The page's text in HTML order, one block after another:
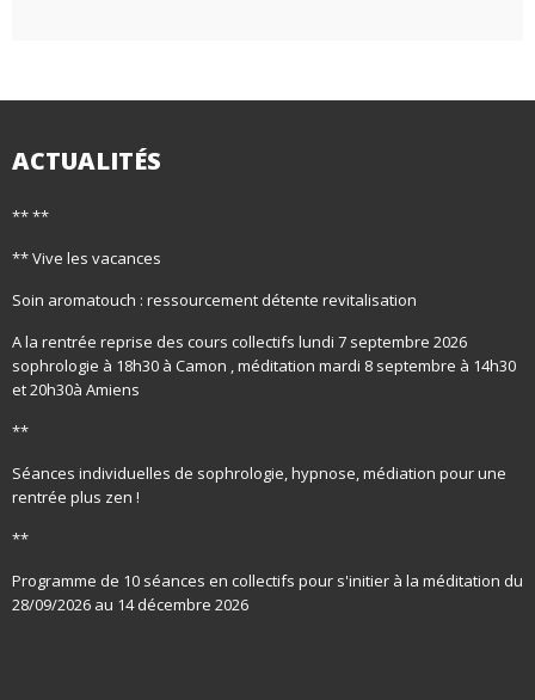
ACTUALITÉS
** **
** Vive les vacances
Soin aromatouch : ressourcement détente revitalisation
A la rentrée reprise des cours collectifs lundi 7 septembre 2026
sophrologie à 18h30 à Camon , méditation mardi 8 septembre à 14h30
et 20h30à Amiens
**
Séances individuelles de sophrologie, hypnose, médiation pour une
rentrée plus zen !
**
Programme de 10 séances en collectifs pour s'initier à la méditation du
28/09/2026 au 14 décembre 2026